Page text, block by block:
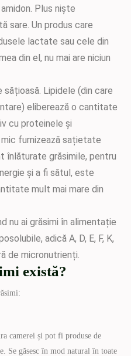
Plus niște
sare. Un produs care
lactate sau cele din
din el, nu mai are niciun
sățioasă. Lipidele (din care
eliberează o cantitate
cu proteinele și
furnizează sațietate
înlăturate grăsimile, pentru
și a fi sătul, este
mult mai mare din
nu ai grăsimi în alimentație
adică A, D, E, F, K,
de micronutrienți.
există?
camerei și pot fi produse de
Se găsesc în mod natural în toate